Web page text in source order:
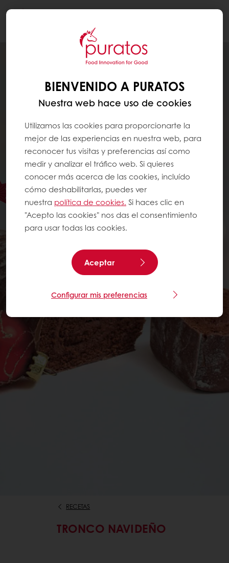
RECETAS
TRONCO NAVIDEÑO
BIENVENIDO A PURATOS
Nuestra web hace uso de cookies
Utilizamos las cookies para proporcionarte la
mejor de las experiencias en nuestra web, para
reconocer tus visitas y preferencias así como
medir y analizar el tráfico web. Si quieres
conocer más acerca de las cookies, incluído
cómo deshabilitarlas, puedes ver
nuestra política de cookies. Si haces clic en
"Acepto las cookies" nos das el consentimiento
para usar todas las cookies.
Aceptar
Configurar mis preferencias